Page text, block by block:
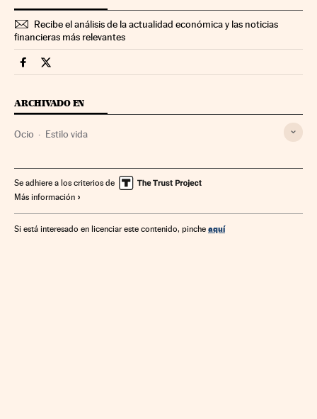
Recibe el análisis de la actualidad económica y las noticias
financieras más relevantes
Fortunas Cinco Días en Facebook
Fortunas Cinco Días en Twitter
ARCHIVADO EN
Ocio Estilo vida
Se adhiere a los criterios de
Más información
Si está interesado en licenciar este contenido, pinche aquí